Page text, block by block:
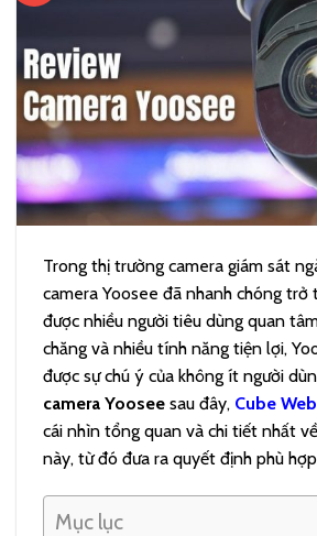
Trong thị trường camera giám sát
camera Yoosee đã nhanh chóng trở
được nhiều người tiêu dùng quan
chăng và nhiều tính năng tiện lợi,
được sự chú ý của không ít người
camera Yoosee sau đây, Cube Web
cái nhìn tổng quan và chi tiết nhất
này, từ đó đưa ra quyết định phù
Mục lục